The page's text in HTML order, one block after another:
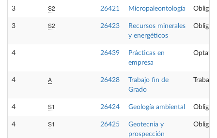
3 S2 26421 Micropaleontología
3 S2 26423
Recursos minerales
y energéticos
4 26439
Prácticas en
empresa
4 A 26428
Trabajo fin de
Grado
4 S1 26424 Geología ambiental
4 S1 26425
Geotecnia y
prospección